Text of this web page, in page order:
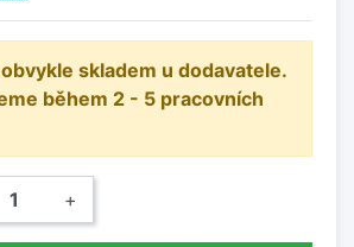
skladem u dodavatele.
během 2 - 5 pracovních
+